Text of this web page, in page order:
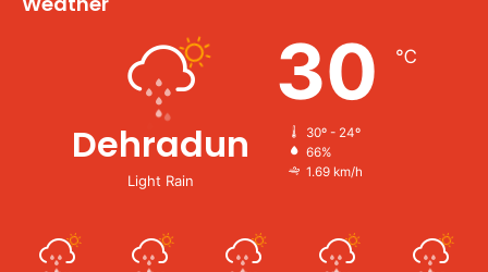
Dehradun
Light Rain
30 ℃
30º - 24º
66%
1.69 km/h